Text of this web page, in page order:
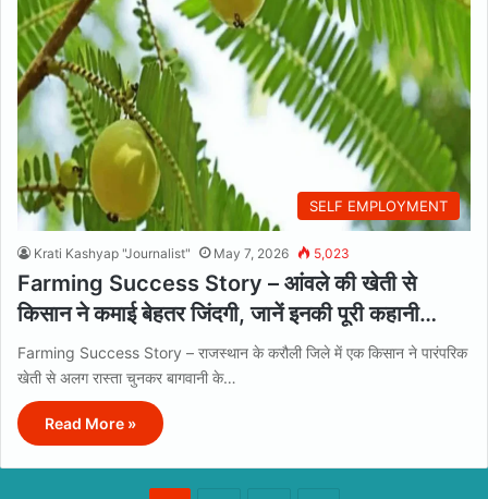
SELF EMPLOYMENT
Krati Kashyap "Journalist" May 7, 2026 5,023
Farming Success Story – आंवले की खेती से
किसान ने कमाई बेहतर जिंदगी, जानें इनकी पूरी कहानी…
Farming Success Story – राजस्थान के करौली जिले में एक किसान ने पारंपरिक
खेती से अलग रास्ता चुनकर बागवानी के…
Read More »